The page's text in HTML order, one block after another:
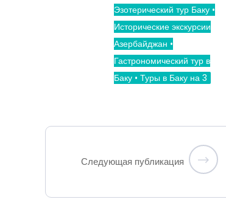
Эзотерический тур Баку •
Исторические экскурсии
Азербайджан •
Гастрономический тур в
Баку • Туры в Баку на 3
Следующая публикация